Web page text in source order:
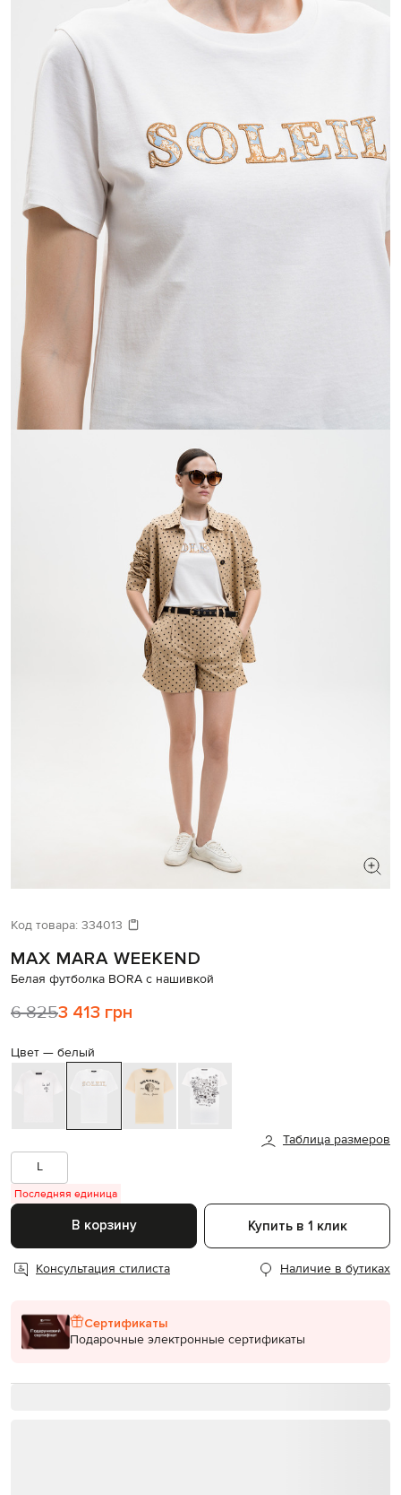
Давайте подберем что-то еще
Похожие товары
Код товара: 334013
MAX MARA WEEKEND
Белая футболка BORA с нашивкой
6 8253 413 грн
Цвет — белый
Таблица размеров
L
Последняя единица
В корзину Купить в 1 клик
Консультация стилиста Наличие в бутиках
Сертификаты
Подарочные электронные сертификаты